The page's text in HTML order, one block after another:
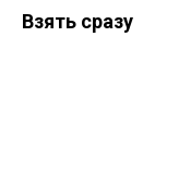
Взять сразу